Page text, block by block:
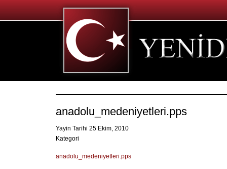
anadolu_medeniyetleri.pps
Yayin Tarihi 25 Ekim, 2010
Kategori
anadolu_medeniyetleri.pps